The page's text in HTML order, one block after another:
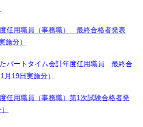
任用職員（事務職） 最終合格者発表
施分）
パートタイム会計年度任用職員 最終合
月19日実施分）
任用職員（事務職）第1次試験合格者発